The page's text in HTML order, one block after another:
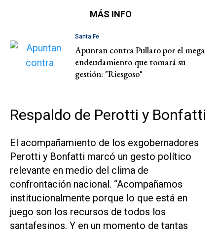
MÁS INFO
Santa Fe
Apuntan contra Pullaro por el mega
endeudamiento que tomará su
gestión: "Riesgoso"
Respaldo de Perotti y Bonfatti
El acompañamiento de los exgobernadores
Perotti y Bonfatti marcó un gesto político
relevante en medio del clima de
confrontación nacional. “Acompañamos
institucionalmente porque lo que está en
juego son los recursos de todos los
santafesinos. Y en un momento de tantas